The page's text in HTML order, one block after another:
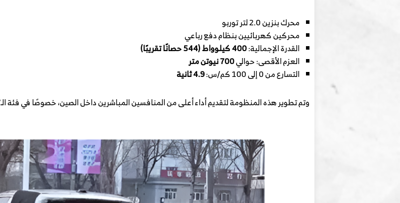
محرك بنزين 2.0 لتر توربو
محركين كهربائيين بنظام دفع رباعي
القدرة الإجمالية:400 كيلوواط (544 حصانًا تقريبًا)
العزم الأقصى: حوالي700 نيوتن متر
التسارع من 0 إلى 100 كم/س:
4.9 ثانية
وتم تطوير هذه المنظومة لتقديم أداء أعلى من المنافسين المباشرين داخل الصين، خصوصًا في فئة الـSUV العائلية الفاخرة ذات الثلاثة صفوف.